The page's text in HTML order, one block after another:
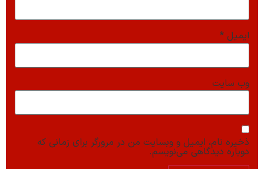
ایمیل *
وب‌ سایت
ذخیره نام، ایمیل و وبسایت من در مرورگر برای زمانی که
دوباره دیدگاهی می‌نویسم.